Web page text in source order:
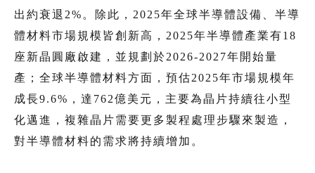
出約衰退2%。除此，2025年全球半導體設備、半導
體材料市場規模皆創新高，2025年半導體產業有18
座新晶圓廠啟建，並規劃於2026-2027年開始量
產；全球半導體材料方面，預估2025年市場規模年
成長9.6%，達762億美元，主要為晶片持續往小型
化邁進，複雜晶片需要更多製程處理步驟來製造，
對半導體材料的需求將持續增加。